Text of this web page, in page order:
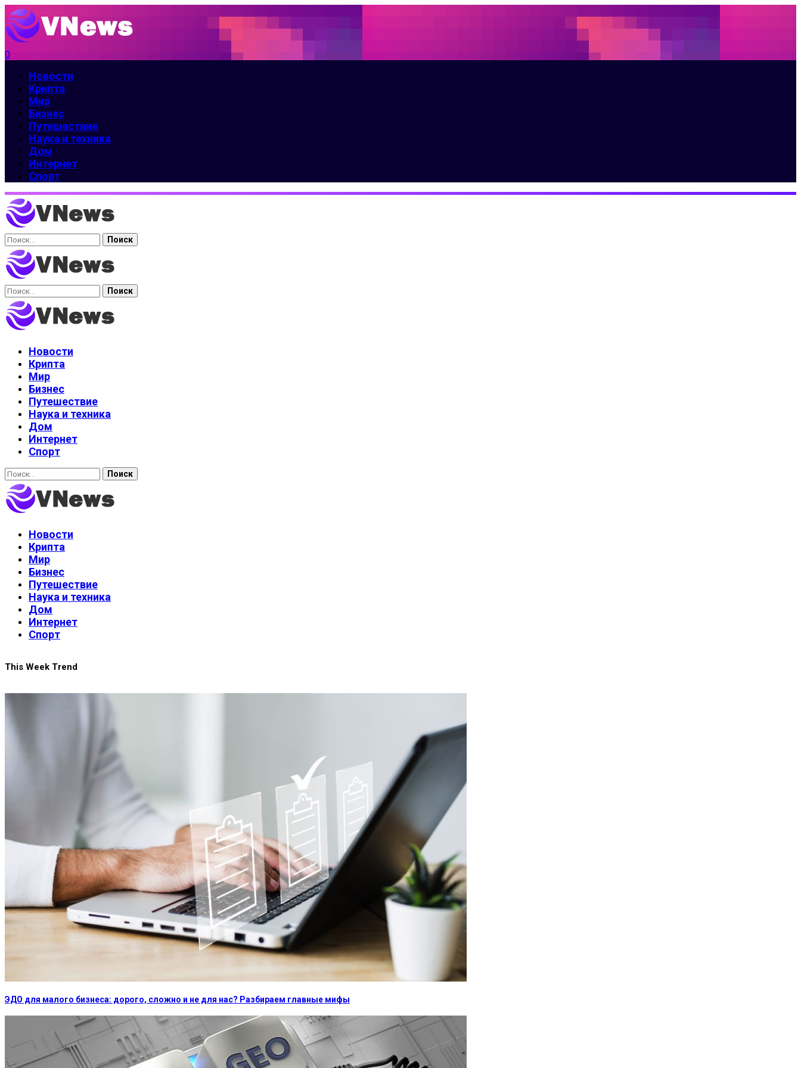
0
Новости
Крипта
Мир
Бизнес
Путешествие
Наука и техника
Дом
Интернет
Спорт
Найти:
Найти:
Новости
Крипта
Мир
Бизнес
Путешествие
Наука и техника
Дом
Интернет
Спорт
Найти:
Новости
Крипта
Мир
Бизнес
Путешествие
Наука и техника
Дом
Интернет
Спорт
This Week Trend
ЭДО для малого бизнеса: дорого, сложно и не для нас? Разбираем главные мифы